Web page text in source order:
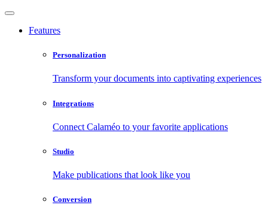
Features
Personalization
Transform your documents into captivating experiences
Integrations
Connect Calaméo to your favorite applications
Studio
Make publications that look like you
Conversion